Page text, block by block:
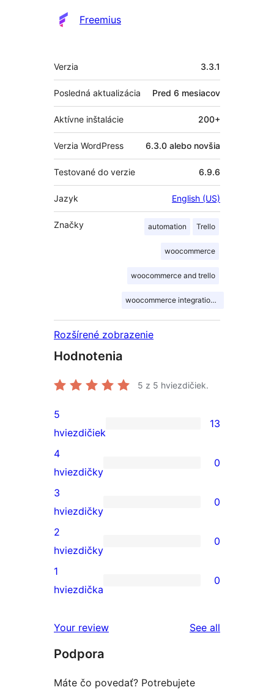
Freemius
Meta
Verzia 3.3.1
Posledná aktualizácia Pred 6 mesiacov
Aktívne inštalácie 200+
Verzia WordPress 6.3.0 alebo novšia
Testované do verzie 6.9.6
Jazyk English (US)
Značky automation Trello
woocommerce
woocommerce and trello
woocommerce integration with Trello
Rozšírené zobrazenie
Hodnotenia
5 z 5 hviezdičiek.
13
recenzií
s
5-
hviezdičkovým
5
hviezdičiek
13
0
recenzií
s
4-
hviezdičkovým
4
hviezdičky
0
0
recenzií
s
3-
hviezdičkovým
3
hviezdičky
0
0
recenzií
s
hviezdičkovým
2
hviezdičky
0
0
s
hviezdičkovým
hodnotením
1
hviezdička
0
Your review See all
Podpora
Máte čo povedať? Potrebujete